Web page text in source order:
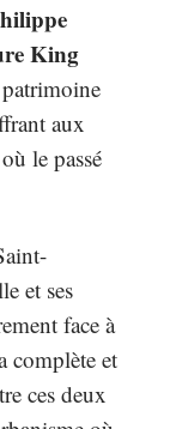
King
aux
le passé
et ses
face à
complète et
ces deux